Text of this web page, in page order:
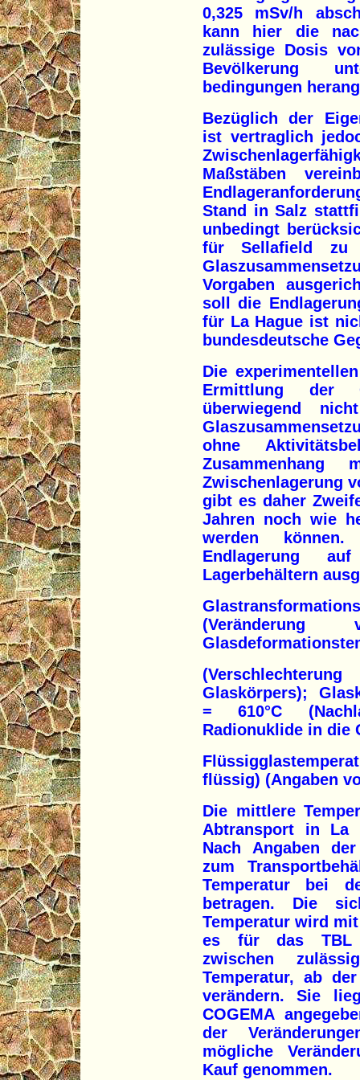
0,325 mSv/h
kann hier die
zulässige Dosis
Bevölkerung
bedingungen
Bezüglich der
ist vertraglich
Maßstäben
Stand in Salz
unbedingt
für Sellafield zu
Vorgaben
soll die
für La Hague ist
bundesdeutsche
Die
Ermittlung der
überwiegend
ohne
Zwischenlagerung
gibt es daher
Jahren noch wie
werden
Endlagerung
Lagerbehältern
(Veränderung
Glaskörpers);
= 610°C
Radionuklide in die
flüssig) (Angaben
Die mittlere
Abtransport in La
Nach Angaben
zum
Temperatur bei
betragen. Die
Temperatur wird
es für das TBL
zwischen
Temperatur, ab
verändern. Sie
COGEMA
der
mögliche
Kauf genommen.